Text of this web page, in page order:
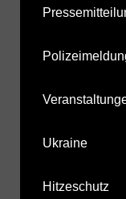
Ukraine
Hitzeschutz